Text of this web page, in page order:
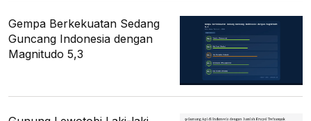
Gempa Berkekuatan Sedang
Guncang Indonesia dengan
Magnitudo 5,3